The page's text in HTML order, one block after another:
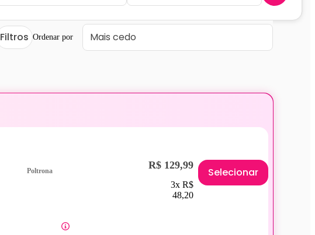
Filtros Ordenar por
Poltrona R$ 129,99
3x R$
48,20
Selecionar